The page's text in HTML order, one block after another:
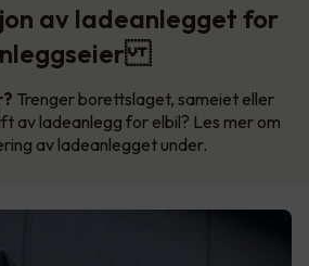
av ladeanlegget for
Trenger borettslaget, sameiet eller
av ladeanlegg for elbil? Les mer om
av ladeanlegget under.